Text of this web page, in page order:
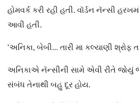
હોમવર્ક કરી રહી હતી. વૉર્ડન નૅન્સી
આવી હતી.
‘અનિકા, બેબી... તારી મા કલ્યાણી
અનિકાએ નૅન્સીની સામે એવી રીતે
સંબંધ તેનાથી બહુ દૂર હોય.